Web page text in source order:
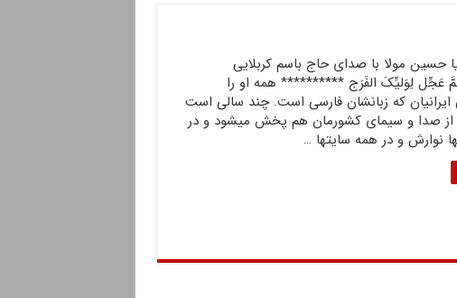
مولا با صدای حاج باسم کربلایی
عَجِّل لِوَلیِّکَ الفَرَج ********** همه او را
که زبانشان فارسی است. چند سالی است
صدا و سیمای کشورمان هم پخش میشود و در
نوارش و در همه سایتها …